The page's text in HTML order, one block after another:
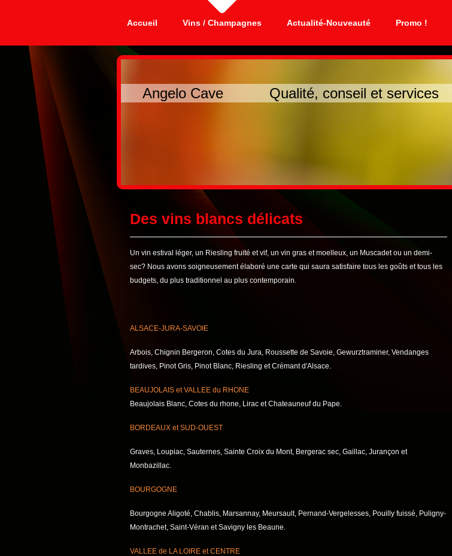
Accueil Vins / Champagnes Actualité-Nouveauté Promo !
Angelo Cave Qualité, conseil et services
Des vins blancs délicats
Un vin estival léger, un Riesling fruité et vif, un vin gras et moelleux, un Muscadet ou un demi-
sec? Nous avons soigneusement élaboré une carte qui saura satisfaire tous les goûts et tous les
budgets, du plus traditionnel au plus contemporain.
ALSACE-JURA-SAVOIE
Arbois, Chignin Bergeron, Cotes du Jura, Roussette de Savoie, Gewurztraminer, Vendanges
tardives, Pinot Gris, Pinot Blanc, Riesling et Crémant d'Alsace.
BEAUJOLAIS et VALLEE du RHONE
Beaujolais Blanc, Cotes du rhone, Lirac et Chateauneuf du Pape.
BORDEAUX et SUD-OUEST
Graves, Loupiac, Sauternes, Sainte Croix du Mont, Bergerac sec, Gaillac, Jurançon et
Monbazillac.
BOURGOGNE
Bourgogne Aligoté, Chablis, Marsannay, Meursault, Pernand-Vergelesses, Pouilly fuissé, Puligny-
Montrachet, Saint-Véran et Savigny les Beaune.
VALLEE de LA LOIRE et CENTRE